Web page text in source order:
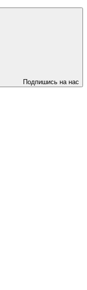
Подпишись на нас